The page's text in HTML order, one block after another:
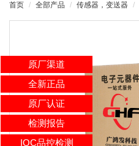
首页 全部产品 传感器，变送器
原厂渠道
全新正品
原厂认证
检测报告
IQC品控检测